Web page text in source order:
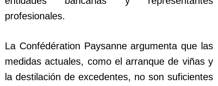
profesionales.
La Confédération Paysanne argumenta que las
medidas actuales, como el arranque de viñas y
la destilación de excedentes, no son suficientes